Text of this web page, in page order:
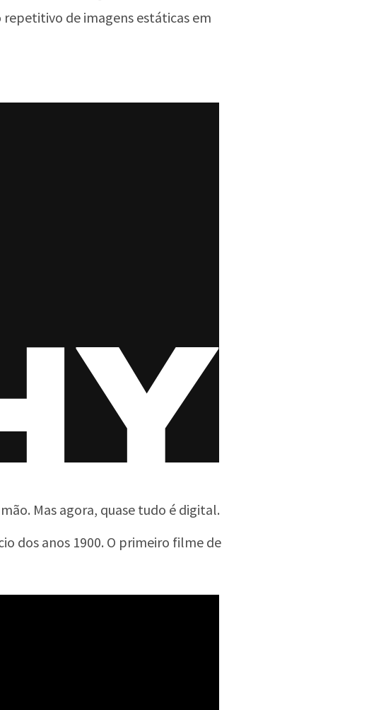
de imagens estáticas em
Mas agora, quase tudo é digital.
dos anos 1900. O primeiro filme de